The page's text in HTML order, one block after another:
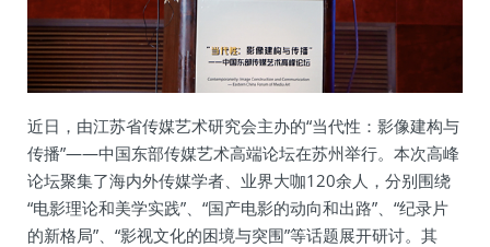
近日，由江苏省传媒艺术研究会主办的“当代性：影像建构与
传播”——中国东部传媒艺术高端论坛在苏州举行。本次高峰
论坛聚集了海内外传媒学者、业界大咖120余人，分别围绕
“电影理论和美学实践”、“国产电影的动向和出路”、“纪录片
的新格局”、“影视文化的困境与突围”等话题展开研讨。其